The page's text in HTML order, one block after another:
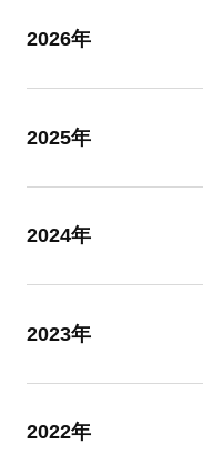
2026年
2025年
2024年
2023年
2022年